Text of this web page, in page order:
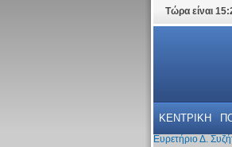
Τώρα είναι
ΚΕΝΤΡΙΚΗ
Ευρετήριο Δ.